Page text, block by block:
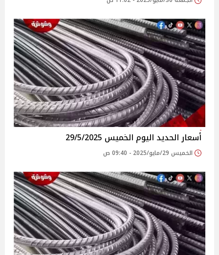
أسعار الحديد اليوم الخميس 29/5/2025
الخميس 29/مايو/2025 - 09:40 ص